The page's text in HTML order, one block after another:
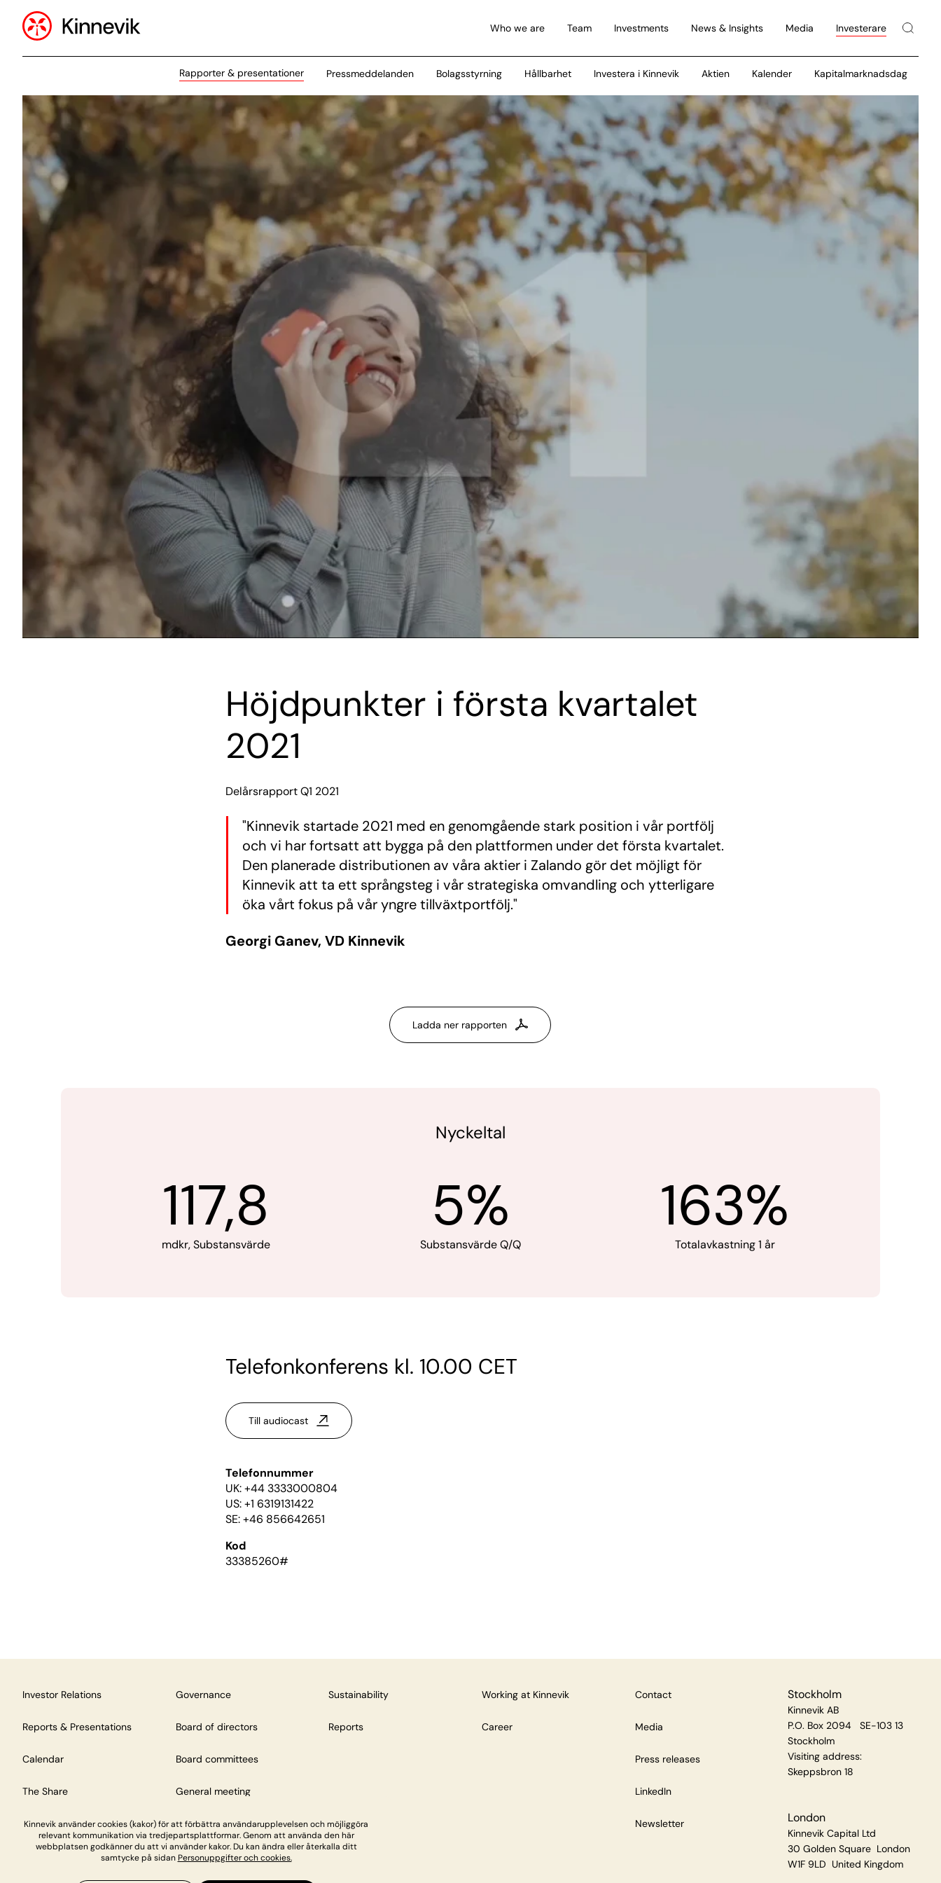
Who we are Team Investments News & Insights Media Investerare
Rapporter & presentationer Pressmeddelanden Bolagsstyrning Hållbarhet Investera i Kinnevik Aktien Kalender Kapitalmarknadsdag
Höjdpunkter i första kvartalet
2021
Delårsrapport Q1 2021
"Kinnevik startade 2021 med en genomgående stark position i vår portfölj
och vi har fortsatt att bygga på den plattformen under det första kvartalet.
Den planerade distributionen av våra aktier i Zalando gör det möjligt för
Kinnevik att ta ett språngsteg i vår strategiska omvandling och ytterligare
öka vårt fokus på vår yngre tillväxtportfölj."
Georgi Ganev, VD Kinnevik
Ladda ner rapporten
Nyckeltal
117,8
mdkr, Substansvärde
5%
Substansvärde Q/Q
163%
Totalavkastning 1 år
Telefonkonferens kl. 10.00 CET
Till audiocast
Telefonnummer
UK: +44 3333000804
US: +1 6319131422
SE: +46 856642651
Kod
33385260#
Investor Relations
Reports & Presentations
Calendar
The Share
Governance
Board of directors
Board committees
General meeting
Sustainability
Reports
Working at Kinnevik
Career
Contact
Media
Press releases
LinkedIn
Newsletter
Stockholm
Kinnevik AB
P.O. Box 2094 SE-103 13
Stockholm
Visiting address:
Skeppsbron 18
London
Kinnevik Capital Ltd
30 Golden Square London
W1F 9LD United Kingdom
Kinnevik använder cookies (kakor) för att förbättra användarupplevelsen och möjliggöra
relevant kommunikation via tredjepartsplattformar. Genom att använda den här
webbplatsen godkänner du att vi använder kakor. Du kan ändra eller återkalla ditt
samtycke på sidan Personuppgifter och cookies.